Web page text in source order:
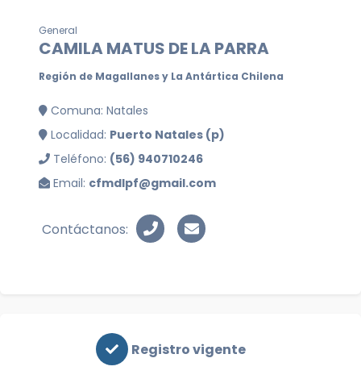
General
CAMILA MATUS DE LA PARRA
Región de Magallanes y La Antártica Chilena
Comuna: Natales
Localidad: Puerto Natales (p)
Teléfono: (56) 940710246
Email: cfmdlpf@gmail.com
Contáctanos:
Registro vigente